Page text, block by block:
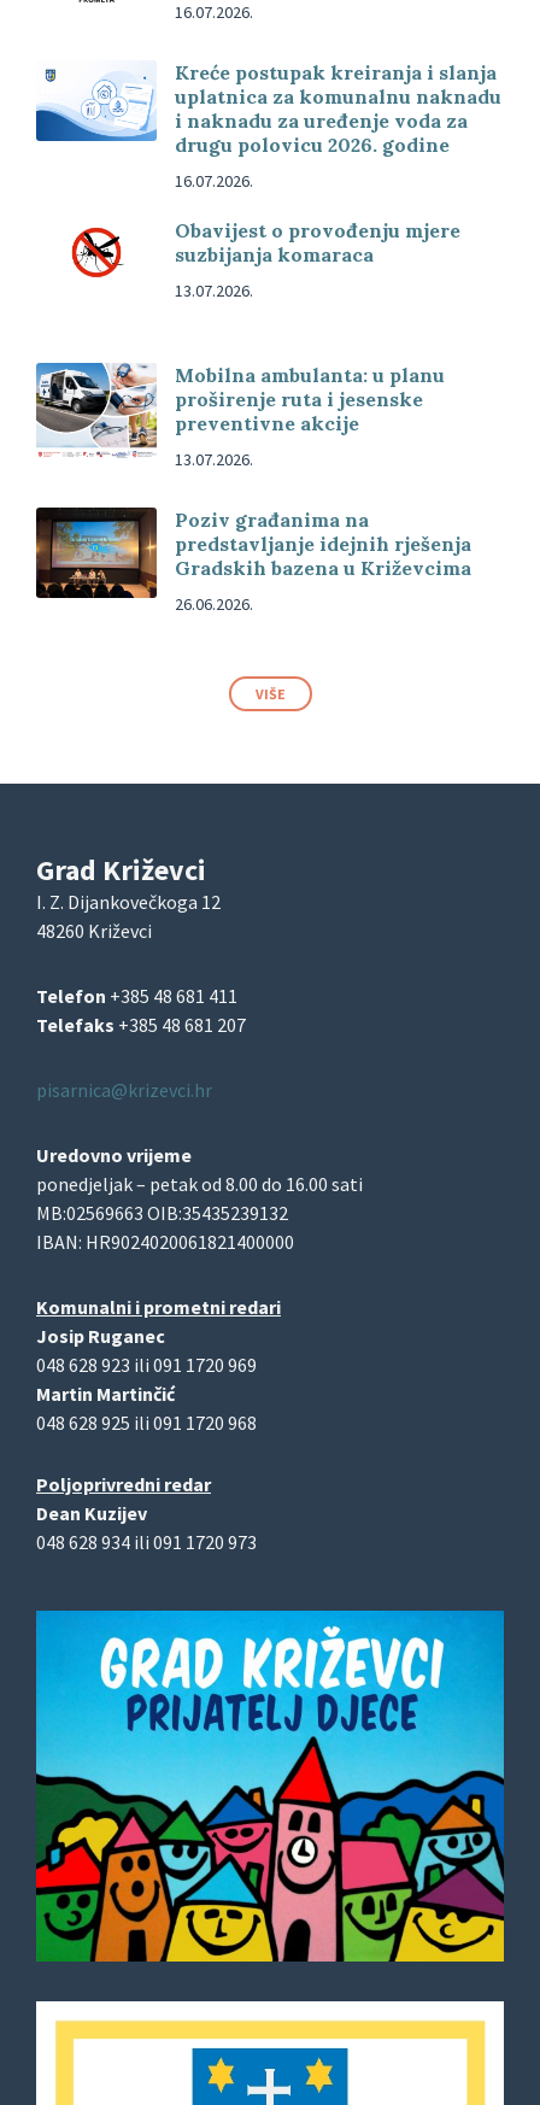
16.07.2026.
Kreće postupak kreiranja i slanja
uplatnica za komunalnu naknadu
i naknadu za uređenje voda za
drugu polovicu 2026. godine
16.07.2026.
Obavijest o provođenju mjere
suzbijanja komaraca
13.07.2026.
Mobilna ambulanta: u planu
proširenje ruta i jesenske
preventivne akcije
13.07.2026.
Poziv građanima na
predstavljanje idejnih rješenja
Gradskih bazena u Križevcima
26.06.2026.
VIŠE
Grad Križevci
I. Z. Dijankovečkoga 12
48260 Križevci
Telefon +385 48 681 411
Telefaks +385 48 681 207
pisarnica@krizevci.hr
Uredovno vrijeme
ponedjeljak – petak od 8.00 do 16.00 sati
MB:02569663 OIB:35435239132
IBAN: HR9024020061821400000
Komunalni i prometni redari
Josip Ruganec
048 628 923 ili 091 1720 969
Martin Martinčić
048 628 925 ili 091 1720 968
Poljoprivredni redar
Dean Kuzijev
048 628 934 ili 091 1720 973